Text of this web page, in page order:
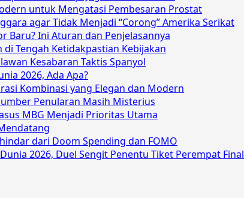
untuk Mengatasi Pembesaran Prostat
agar Tidak Menjadi “Corong” Amerika Serikat
Baru? Ini Aturan dan Penjelasannya
Tengah Ketidakpastian Kebijakan
Kesabaran Taktis Spanyol
2026, Ada Apa?
Kombinasi yang Elegan dan Modern
Penularan Masih Misterius
MBG Menjadi Prioritas Utama
dari Doom Spending dan FOMO
2026, Duel Sengit Penentu Tiket Perempat Final